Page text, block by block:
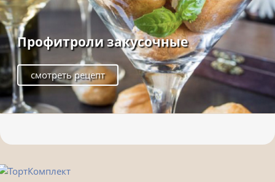
Профитроли закусочные
смотреть рецепт